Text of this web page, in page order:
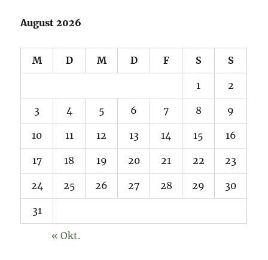
August 2026
M D M D F S S
1 2
3 4 5 6 7 8 9
10 11 12 13 14 15 16
17 18 19 20 21 22 23
24 25 26 27 28 29 30
31
« Okt.